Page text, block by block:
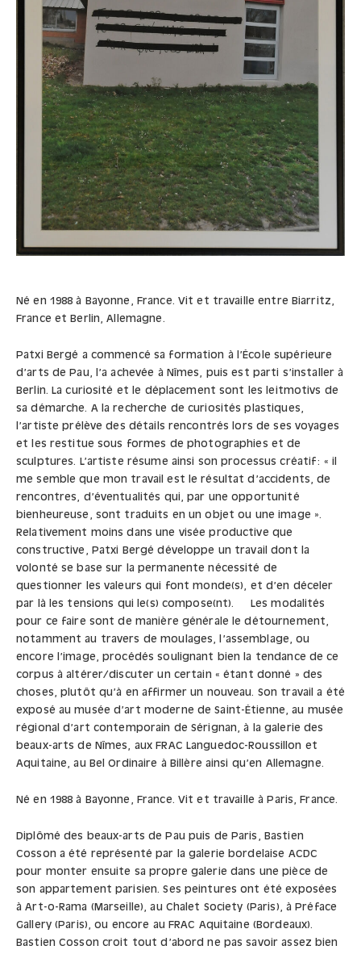
Né en 1988 à Bayonne, France. Vit et travaille entre Biarritz,
France et Berlin, Allemagne.
Patxi Bergé a commencé sa formation à l’École supérieure
d’arts de Pau, l’a achevée à Nîmes, puis est parti s’installer à
Berlin. La curiosité et le déplacement sont les leitmotivs de
sa démarche. A la recherche de curiosités plastiques,
l’artiste prélève des détails rencontrés lors de ses voyages
et les restitue sous formes de photographies et de
sculptures. L’artiste résume ainsi son processus créatif : « il
me semble que mon travail est le résultat d’accidents, de
rencontres, d’éventualités qui, par une opportunité
bienheureuse, sont traduits en un objet ou une image ».
Relativement moins dans une visée productive que
constructive, Patxi Bergé développe un travail dont la
volonté se base sur la permanente nécessité de
questionner les valeurs qui font monde(s), et d’en déceler
par là les tensions qui le(s) compose(nt). Les modalités
pour ce faire sont de manière générale le détournement,
notamment au travers de moulages, l’assemblage, ou
encore l’image, procédés soulignant bien la tendance de ce
corpus à altérer/discuter un certain « étant donné » des
choses, plutôt qu’à en affirmer un nouveau. Son travail a été
exposé au musée d’art moderne de Saint-Étienne, au musée
régional d’art contemporain de Sérignan, à la galerie des
beaux-arts de Nîmes, aux FRAC Languedoc-Roussillon et
Aquitaine, au Bel Ordinaire à Billère ainsi qu’en Allemagne.
Né en 1988 à Bayonne, France. Vit et travaille à Paris, France.
Diplômé des beaux-arts de Pau puis de Paris, Bastien
Cosson a été représenté par la galerie bordelaise ACDC
pour monter ensuite sa propre galerie dans une pièce de
son appartement parisien. Ses peintures ont été exposées
à Art-o-Rama (Marseille), au Chalet Society (Paris), à Préface
Gallery (Paris), ou encore au FRAC Aquitaine (Bordeaux).
Bastien Cosson croit tout d’abord ne pas savoir assez bien